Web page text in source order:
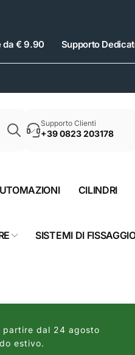
da € 9.90 Supporto
Supporto Clienti
+39 0823 203178
CILINDRI
SISTEMI DI
partire dal 24 agosto
estivo.